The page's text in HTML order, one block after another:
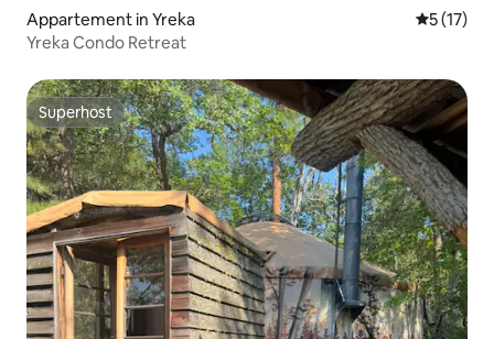
Appartement in Yreka
5 (17)
Yreka Condo Retreat
Superhost
Superhost